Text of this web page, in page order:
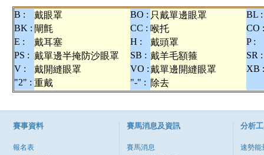
B : 戴眼罩 BO : 只戴單邊眼罩
BL :
BK : 閘氈 CC : 喉托
CO :
E :
戴耳塞 H : 戴頭罩
P :
PS : 戴單邊半掩防沙眼罩 SB : 戴羊毛額箍
SR :
V :
戴開縫眼罩 VO :戴單邊開縫眼罩
XB :
"2" : 重戴 "-" : 除去
賽事資料
報名表
賽馬消息及資訊
賽馬消息
分析
速勢能